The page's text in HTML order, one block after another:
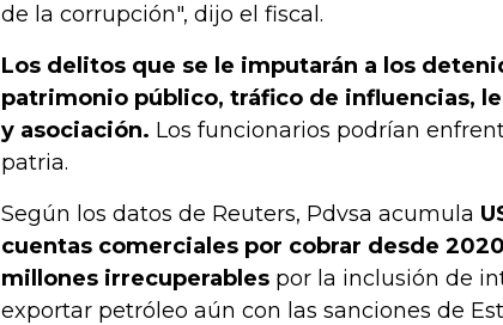
de la corrupción", dijo el fiscal.
Los delitos que se le imputarán a los
patrimonio público, tráfico de influencias,
y asociación. Los funcionarios podrían
patria.
Según los datos de Reuters, Pdvsa acumula
cuentas comerciales por cobrar desde
millones irrecuperables por la inclusión de
exportar petróleo aún con las sanciones de